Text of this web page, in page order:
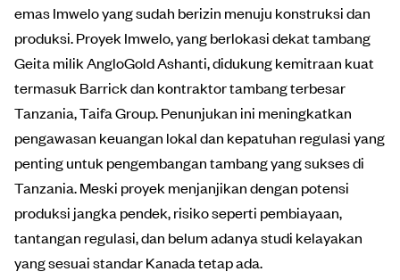
emas Imwelo yang sudah berizin menuju konstruksi dan
produksi. Proyek Imwelo, yang berlokasi dekat tambang
Geita milik AngloGold Ashanti, didukung kemitraan kuat
termasuk Barrick dan kontraktor tambang terbesar
Tanzania, Taifa Group. Penunjukan ini meningkatkan
pengawasan keuangan lokal dan kepatuhan regulasi yang
penting untuk pengembangan tambang yang sukses di
Tanzania. Meski proyek menjanjikan dengan potensi
produksi jangka pendek, risiko seperti pembiayaan,
tantangan regulasi, dan belum adanya studi kelayakan
yang sesuai standar Kanada tetap ada.